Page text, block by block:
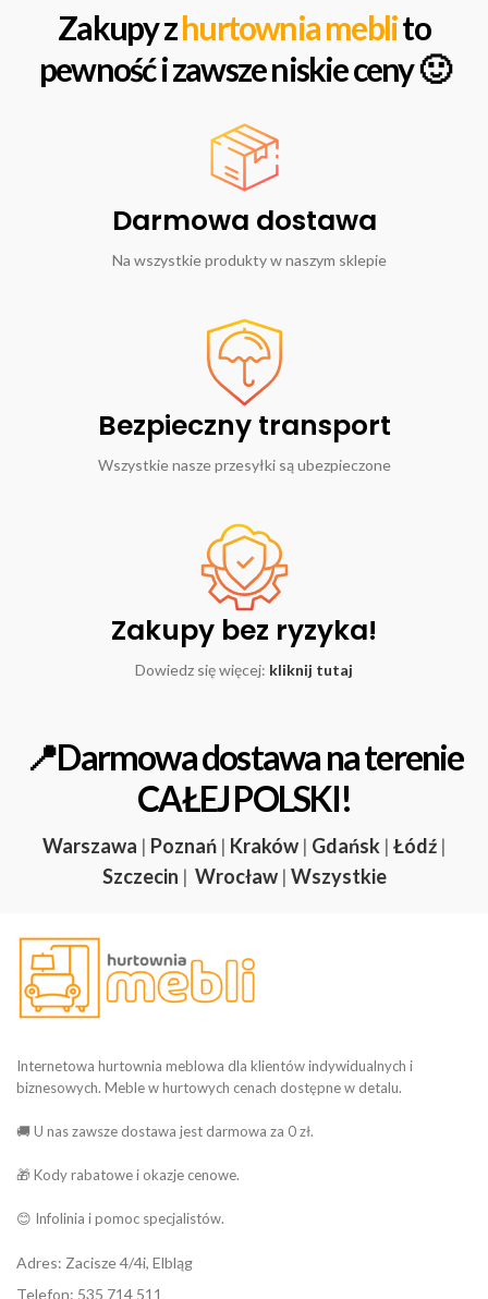
Zakupy zhurtownia meblito
pewność i zawsze niskie ceny 🙂
Darmowa dostawa
Na wszystkie produkty w naszym sklepie
Bezpieczny transport
Wszystkie nasze przesyłki są ubezpieczone
Zakupy bez ryzyka!
Dowiedz się więcej: kliknij tutaj
📍Darmowa dostawa na terenie
CAŁEJ POLSKI!
Warszawa | Poznań | Kraków | Gdańsk | Łódź |
Szczecin | Wrocław | Wszystkie
Internetowa hurtownia meblowa dla klientów indywidualnych i
biznesowych. Meble w hurtowych cenach dostępne w detalu.
🚚 U nas zawsze dostawa jest darmowa za 0 zł.
🎁 Kody rabatowe i okazje cenowe.
😊 Infolinia i pomoc specjalistów.
Adres: Zacisze 4/4i, Elbląg
Telefon: 535 714 511